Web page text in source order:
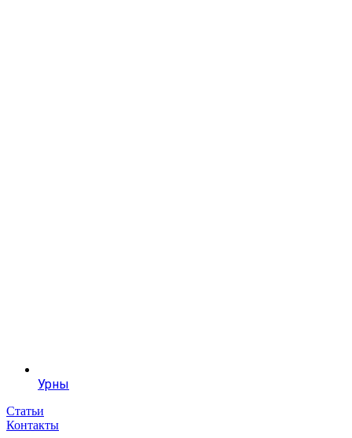
Урны
Статьи
Контакты